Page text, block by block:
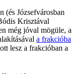
(és Józsefvárosban
Krisztával
még jóval mögüle, a
a frakcióba
lesz a frakcióban a